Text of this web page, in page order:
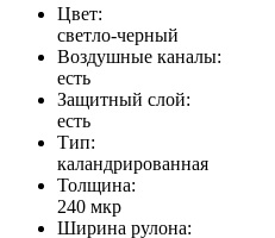
Цвет:
светло-черный
Воздушные каналы:
есть
Защитный слой:
есть
Тип:
каландрированная
Толщина:
240 мкр
Ширина рулона: